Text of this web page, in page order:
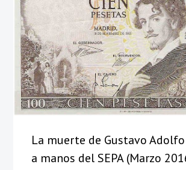
La muerte de Gustavo
a manos del SEPA (Marzo